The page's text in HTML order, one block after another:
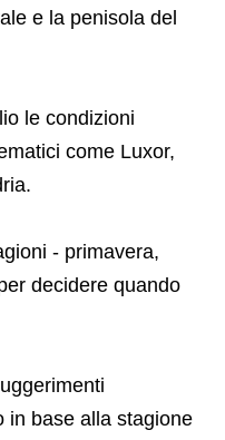
e la penisola del
le condizioni
come Luxor,
- primavera,
decidere quando
in base alla stagione